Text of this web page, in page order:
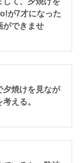
が7才になった
ができませ
夕焼けを見なが
える。